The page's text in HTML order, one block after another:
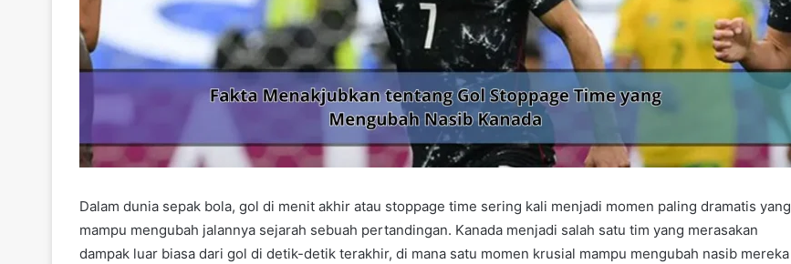
Dalam dunia sepak bola, gol di menit akhir atau stoppage time sering kali menjadi momen paling dramatis yang
mampu mengubah jalannya sejarah sebuah pertandingan. Kanada menjadi salah satu tim yang merasakan
dampak luar biasa dari gol di detik-detik terakhir, di mana satu momen krusial mampu mengubah nasib mereka